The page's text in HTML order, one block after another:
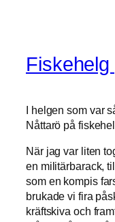
I helgen som var
Nåttarö på
När jag var liten
en militärbarack,
som en kompis
brukade vi fira
kräftskiva och